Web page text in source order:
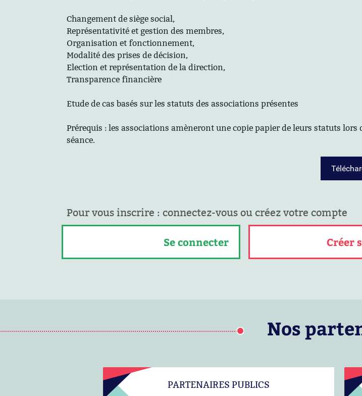
Changement de siège social,
Représentativité et gestion des membres,
Organisation et fonctionnement,
Modalité des prises de décision,
Election et représentation de la direction,
Transparence financière
Etude de cas basés sur les statuts des associations présentes
Prérequis : les associations amèneront une copie papier de leurs statuts lors
séance.
Pour vous inscrire : connectez-vous ou créez votre compte
Se connecter Créer
Nos
PARTENAIRES PUBLICS